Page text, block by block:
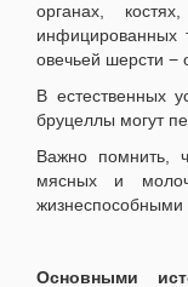
органах,
овечьей шерсти −
В естественных
бруцеллы могут
Важно помнить,
мясных и
жизнеспособными
Основными